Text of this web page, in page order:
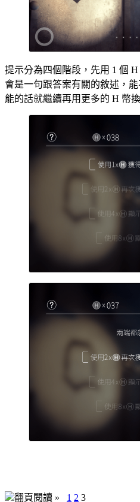
提示分為四個階段，先用 1 個
會是一句跟答案有關的敘述，
能的話就繼續再用更多的 H 幣換
翻頁閱讀 » 1 2 3